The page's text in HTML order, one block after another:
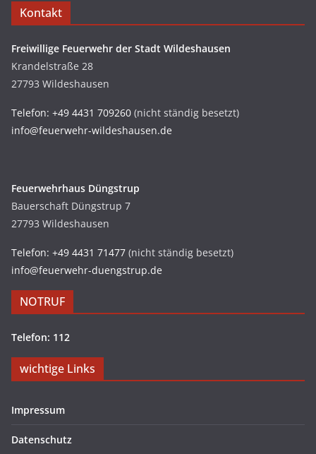
Kontakt
Freiwillige Feuerwehr der Stadt Wildeshausen
Krandelstraße 28
27793 Wildeshausen
Telefon: +49 4431 709260 (nicht ständig besetzt)
info@feuerwehr-wildeshausen.de
Feuerwehrhaus Düngstrup
Bauerschaft Düngstrup 7
27793 Wildeshausen
Telefon: +49 4431 71477 (nicht ständig besetzt)
info@feuerwehr-duengstrup.de
NOTRUF
Telefon: 112
wichtige Links
Impressum
Datenschutz